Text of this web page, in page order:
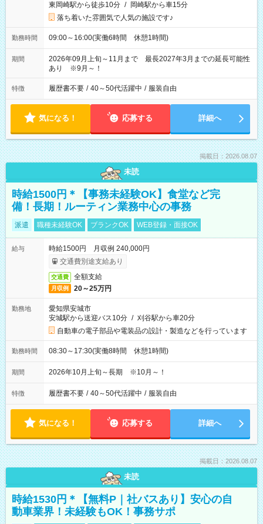
東岡崎駅から徒歩10分 / 岡崎駅から車15分
落ち着いた雰囲気で人気の施設です♪
勤務時間 09:00～16:00(実働6時間 休憩1時間)
期間
2026年09月上旬～11月まで 最長2027年3月までの延長可能性
あり ※9月～！
特徴 履歴書不要 / 40～50代活躍中 / 服装自由
気になる！ 応募する 詳細へ
掲載日：2026.08.07
未読
時給1500円＊【事務未経験OK】食堂など完
備！長期！ルーティン業務中心の事務
派遣 職種未経験OK ブランクOK WEB登録・面接OK
給与
時給1500円 月収例 240,000円
交通費別途支給あり
交通費 全額支給
月収例 20～25万円
勤務地
愛知県安城市
安城駅から送迎バス10分 / 刈谷駅から車20分
自動車の電子部品や電装品の設計・製造などを行っています
勤務時間 08:30～17:30(実働8時間 休憩1時間)
期間 2026年10月上旬～長期 ※10月～！
特徴 履歴書不要 / 40～50代活躍中 / 服装自由
気になる！ 応募する 詳細へ
掲載日：2026.08.07
未読
時給1530円＊【無料P｜社バスあり】安心の自
動車業界！未経験もOK！事務サポ